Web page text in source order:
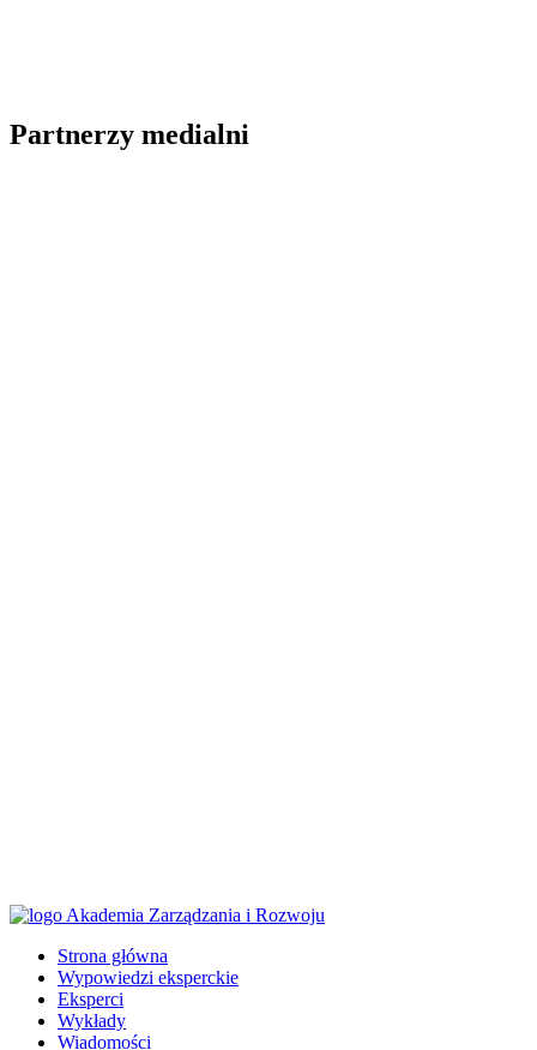
Partnerzy medialni
Strona główna
Wypowiedzi eksperckie
Eksperci
Wykłady
Wiadomości